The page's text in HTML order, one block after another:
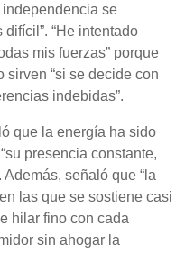
independencia se
“He intentado
mis fuerzas” porque
“si se decide con
indebidas”.
que la energía ha sido
presencia constante,
señaló que “la
las que se sostiene casi
hilar fino con cada
sin ahogar la